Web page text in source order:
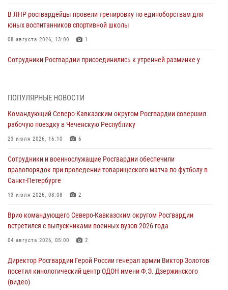
В ЛНР росгвардейцы провели тренировку по единоборствам для
юных воспитанников спортивной школы
08 августа 2026, 13:00 1
Сотрудники Росгвардии присоединились к утренней разминке у
в честь юбилея ведомства
08 августа 2026, 09:03
медицины с учетом опыта СВО
08 августа 2026, 09:00 2
В Кабардино-Балкарии сотрудники Росгвардии провели турнир по
08 августа 2026, 07:00
Военнослужащие Софринской бригады Росгвардии встретились с
дорогой к Победе в СВО» (видео)
2 1
ПОПУЛЯРНЫЕ НОВОСТИ
Командующий Северо-Кавказским округом Росгвардии совершил
рабочую поездку в Чеченскую Республику
23 июля 2026, 16:10 6
Сотрудники и военнослужащие Росгвардии обеспечили
правопорядок при проведении товарищеского матча по футболу в
Санкт-Петербурге
13 июля 2026, 08:08 2
Врио командующего Северо-Кавказским округом Росгвардии
встретился с выпускниками военных вузов 2026 года
04 августа 2026, 05:00 2
Директор Росгвардии Герой России генерал армии Виктор Золотов
посетил кинологический центр ОДОН имени Ф.Э. Дзержинского
(видео)